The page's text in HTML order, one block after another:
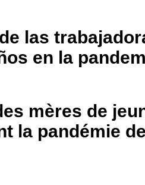
las
en la
mères de
la pandémie